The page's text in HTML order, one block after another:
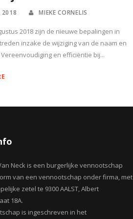
2018 MIEKE CORNELIS
2018 zijn de nieuwe bepalingen in
inzake de wijziging van de naam en
en efficiëntie bij...
Neck is een burgerlijke vennootschap
van een vennootschap onder firma, met
zetel te 9300 AALST, Albert
18A.
is ingeschreven in het